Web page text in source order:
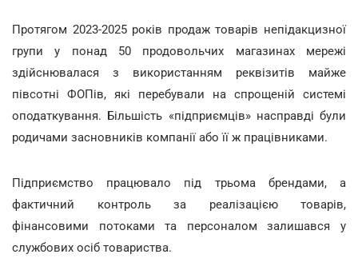
Протягом 2023-2025 років продаж товарів непідакцизної
групи у понад 50 продовольчих магазинах мережі
здійснювалася з використанням реквізитів майже
півсотні ФОПів, які перебували на спрощеній системі
оподаткування. Більшість «підприємців» насправді були
родичами засновників компанії або її ж працівниками.
Підприємство працювало під трьома брендами, а
фактичний контроль за реалізацією товарів,
фінансовими потоками та персоналом залишався у
службових осіб товариства.